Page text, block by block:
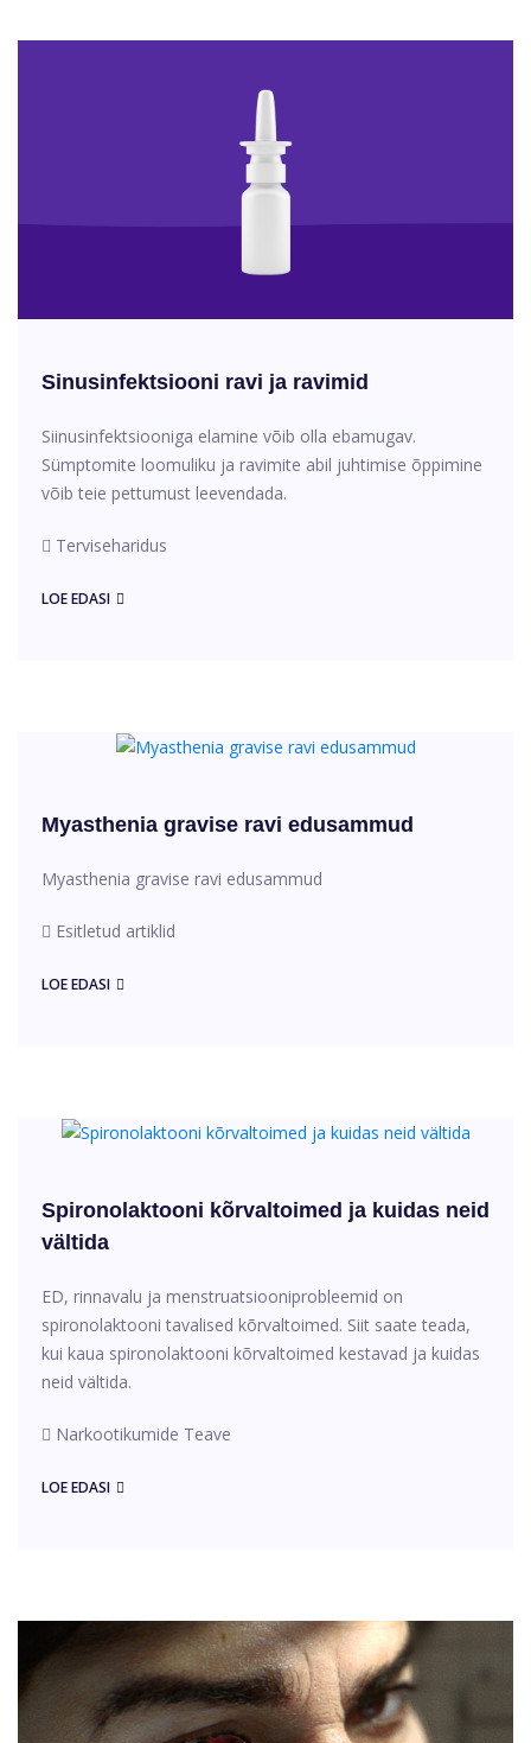
Sinusinfektsiooni ravi ja ravimid
Siinusinfektsiooniga elamine võib olla ebamugav.
Sümptomite loomuliku ja ravimite abil juhtimise õppimine
võib teie pettumust leevendada.
Terviseharidus
LOE EDASI
Myasthenia gravise ravi edusammud
Myasthenia gravise ravi edusammud
Esitletud artiklid
LOE EDASI
Spironolaktooni kõrvaltoimed ja kuidas neid
vältida
ED, rinnavalu ja menstruatsiooniprobleemid on
spironolaktooni tavalised kõrvaltoimed. Siit saate teada,
kui kaua spironolaktooni kõrvaltoimed kestavad ja kuidas
neid vältida.
Narkootikumide Teave
LOE EDASI